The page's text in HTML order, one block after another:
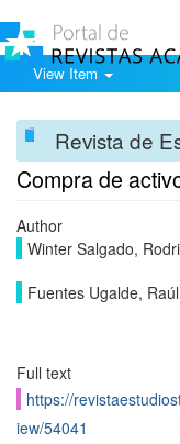
View Item
Revista de
Compra de
Author
Winter Salgado,
Fuentes Ugalde, Raúl
Full text
https://
iew/54041